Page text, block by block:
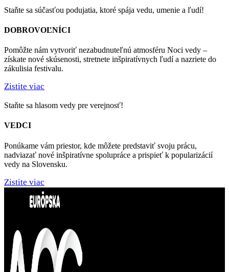
Staňte sa súčasťou podujatia, ktoré spája vedu, umenie a ľudí!
DOBROVOĽNÍCI
Pomôžte nám vytvoriť nezabudnuteľnú atmosféru Noci vedy –
získate nové skúsenosti, stretnete inšpiratívnych ľudí a nazriete do
zákulisia festivalu.
Zistite viac
Staňte sa hlasom vedy pre verejnosť!
VEDCI
Ponúkame vám priestor, kde môžete predstaviť svoju prácu,
nadviazať nové inšpiratívne spolupráce a prispieť k popularizácií
vedy na Slovensku.
Zistite viac